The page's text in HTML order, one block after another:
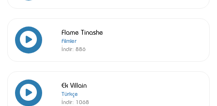
Flame Tinashe
Filmler
İndir: 886
Ek Villain
Türkçe
İndir: 1068